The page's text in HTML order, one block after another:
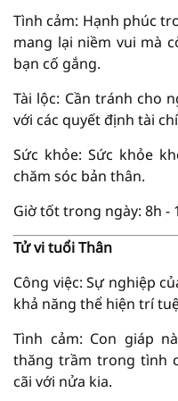
Tình cảm: Hạnh phúc
mang lại niềm vui mà
bạn cố gắng.
Tài lộc: Cần tránh cho
với các quyết định tài
Sức khỏe: Sức khỏe
chăm sóc bản thân.
Giờ tốt trong ngày: 8h -
Tử vi tuổi Thân
Công việc: Sự nghiệp
khả năng thể hiện trí
Tình cảm: Con giáp
thăng trầm trong tình
cãi với nửa kia.